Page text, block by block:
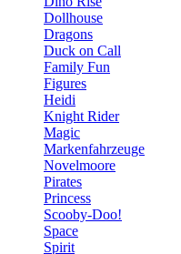
Dollhouse
Dragons
Duck on Call
Family Fun
Figures
Heidi
Knight Rider
Magic
Markenfahrzeuge
Novelmoore
Pirates
Princess
Scooby-Doo!
Space
Spirit